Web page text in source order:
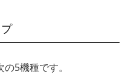
5機種です。